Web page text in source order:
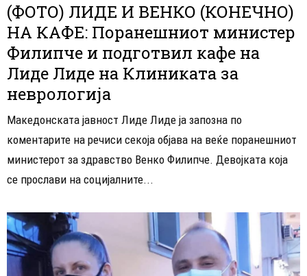
(ФОТО) ЛИДЕ И ВЕНКО (КОНЕЧНО)
НА КАФЕ: Поранешниот министер
Филипче и подготвил кафе на
Лиде Лиде на Клиниката за
неврологија
Македонската јавност Лиде Лиде ја запозна по
коментарите на речиси секоја објава на веќе поранешниот
министерот за здравство Венко Филипче. Девојката која
се прослави на социјалните...